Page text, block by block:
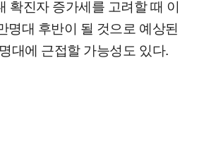
확진자 증가세를 고려할 때 이
명대 후반이 될 것으로 예상된
대에 근접할 가능성도 있다.